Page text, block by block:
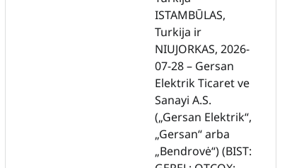
ISTAMBŪLAS,
Turkija ir
NIUJORKAS, 2026-
07-28 – Gersan
Elektrik Ticaret ve
Sanayi A.S.
(„Gersan Elektrik“,
„Gersan“ arba
„Bendrovė“) (BIST: